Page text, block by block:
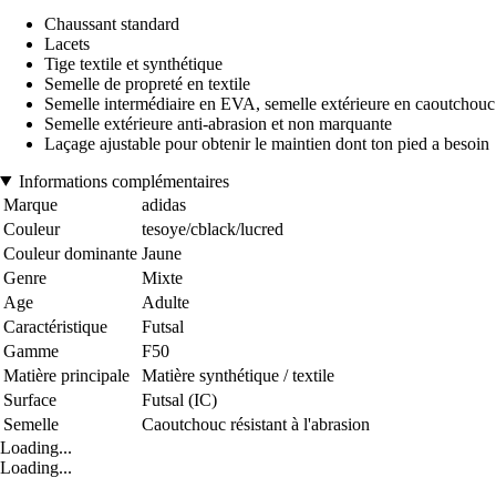
Chaussant standard
Lacets
Tige textile et synthétique
Semelle de propreté en textile
Semelle intermédiaire en EVA, semelle extérieure en caoutchouc
Semelle extérieure anti-abrasion et non marquante
Laçage ajustable pour obtenir le maintien dont ton pied a besoin
Informations complémentaires
Marque
adidas
Couleur
tesoye/cblack/lucred
Couleur dominante Jaune
Genre
Mixte
Age
Adulte
Caractéristique
Futsal
Gamme
F50
Matière principale
Matière synthétique / textile
Surface
Futsal (IC)
Semelle
Caoutchouc résistant à l'abrasion
Loading...
Loading...